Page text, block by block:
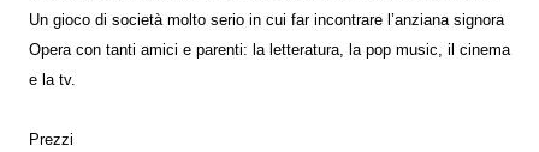
Un gioco di società molto serio in cui far incontrare l’anziana signora
Opera con tanti amici e parenti: la letteratura, la pop music, il cinema
e la tv.
Prezzi